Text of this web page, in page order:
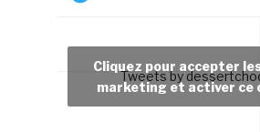
Tweets by
Cliquez pour accepter
marketing et activer ce